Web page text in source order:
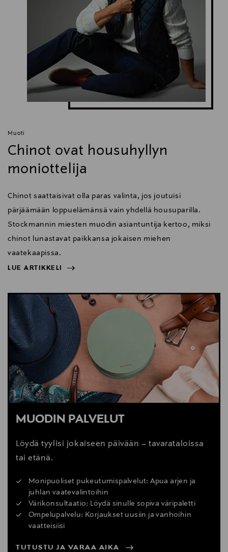
Muoti
Chinot ovat housuhyllyn
moniottelija
Chinot saattaisivat olla paras valinta, jos joutuisi
pärjäämään loppuelämänsä vain yhdellä housuparilla.
Stockmannin miesten muodin asiantuntija kertoo, miksi
chinot lunastavat paikkansa jokaisen miehen
vaatekaapissa.
LUE ARTIKKELI
LUE ARTIKKELI
MUODIN PALVELUT
Löydä tyylisi jokaiseen päivään – tavarataloissa
tai etänä.
Monipuoliset pukeutumispalvelut: Apua arjen ja
juhlan vaatevalintoihin
Värikonsultaatio: Löydä sinulle sopiva väripaletti
Ompelupalvelu: Korjaukset uusiin ja vanhoihin
vaatteisiisi
TUTUSTU JA VARAA AIKA